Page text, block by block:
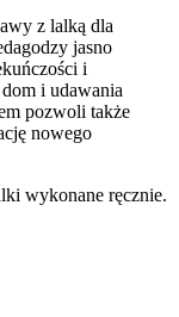
z lalką dla
jasno
i
i udawania
pozwoli także
nowego
wykonane ręcznie.